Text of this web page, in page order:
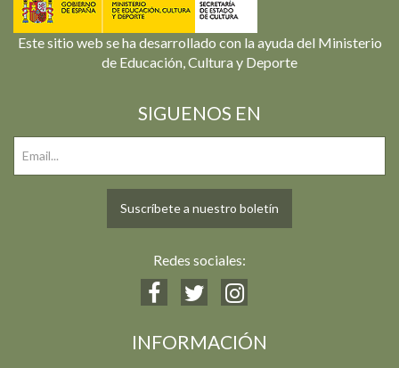
Este sitio web se ha desarrollado con la ayuda del Ministerio
de Educación, Cultura y Deporte
SIGUENOS EN
Suscríbete a nuestro boletín
Redes sociales:
INFORMACIÓN